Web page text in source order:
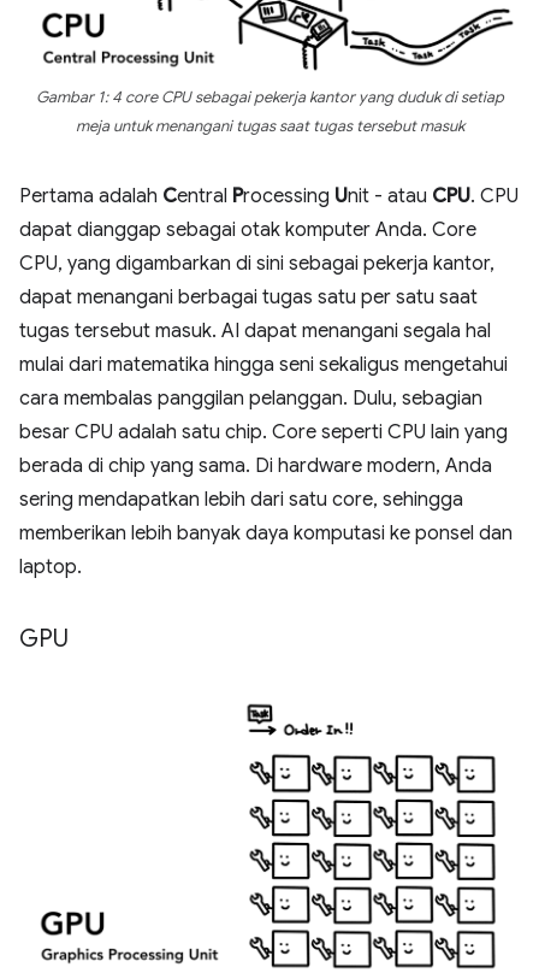
Gambar 1: 4 core CPU sebagai pekerja kantor yang duduk di setiap
meja untuk menangani tugas saat tugas tersebut masuk
Pertama adalah Central Processing Unit - atau CPU. CPU
dapat dianggap sebagai otak komputer Anda. Core
CPU, yang digambarkan di sini sebagai pekerja kantor,
dapat menangani berbagai tugas satu per satu saat
tugas tersebut masuk. AI dapat menangani segala hal
mulai dari matematika hingga seni sekaligus mengetahui
cara membalas panggilan pelanggan. Dulu, sebagian
besar CPU adalah satu chip. Core seperti CPU lain yang
berada di chip yang sama. Di hardware modern, Anda
sering mendapatkan lebih dari satu core, sehingga
memberikan lebih banyak daya komputasi ke ponsel dan
laptop.
GPU